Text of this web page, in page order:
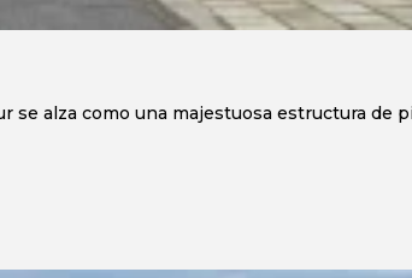
alza como una majestuosa estructura de